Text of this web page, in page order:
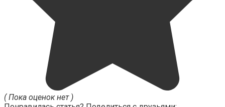
( Пока оценок нет )